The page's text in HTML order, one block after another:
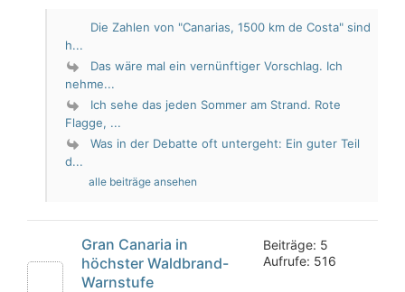
Die Zahlen von "Canarias, 1500 km de Costa" sind
h...
Das wäre mal ein vernünftiger Vorschlag. Ich
nehme...
Ich sehe das jeden Sommer am Strand. Rote
Flagge, ...
Was in der Debatte oft untergeht: Ein guter Teil
d...
alle beiträge ansehen
Gran Canaria in
höchster Waldbrand-
Warnstufe
Beiträge: 5
Aufrufe: 516